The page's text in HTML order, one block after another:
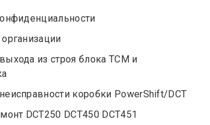
из строя блока TCM и
коробки PowerShift/DCT
DCT250 DCT450 DCT451